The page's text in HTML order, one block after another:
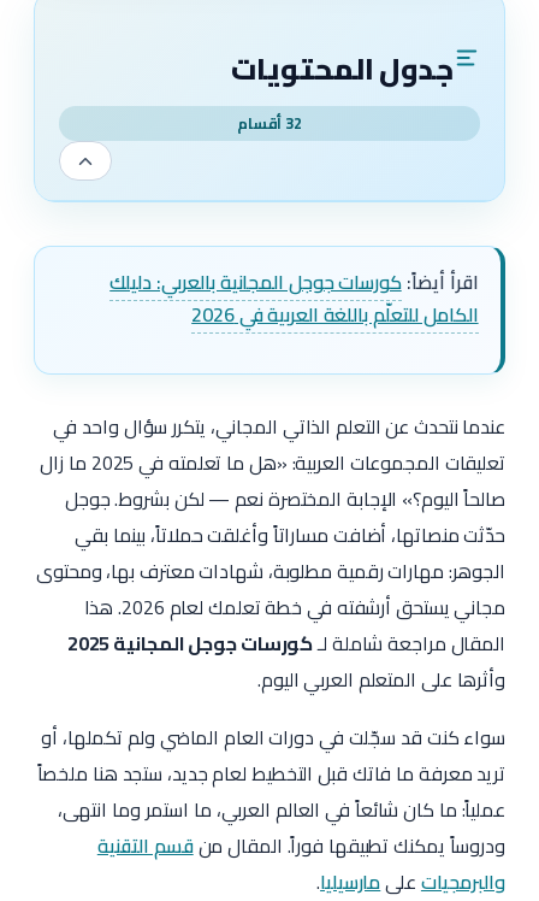
جدول المحتويات
32 أقسام
اقرأ أيضاً:كورسات جوجل المجانية بالعربي: دليلك
الكامل للتعلّم باللغة العربية في 2026
عندما نتحدث عن التعلم الذاتي المجاني، يتكرر سؤال واحد في
تعليقات المجموعات العربية: «هل ما تعلمته في 2025 ما زال
صالحاً اليوم؟» الإجابة المختصرة نعم — لكن بشروط. جوجل
حدّثت منصاتها، أضافت مساراتاً وأغلقت حملاتاً، بينما بقي
الجوهر: مهارات رقمية مطلوبة، شهادات معترف بها، ومحتوى
مجاني يستحق أرشفته في خطة تعلمك لعام 2026. هذا
المقال مراجعة شاملة لـكورسات جوجل المجانية 2025
وأثرها على المتعلم العربي اليوم.
سواء كنت قد سجّلت في دورات العام الماضي ولم تكملها، أو
تريد معرفة ما فاتك قبل التخطيط لعام جديد، ستجد هنا ملخصاً
عملياً: ما كان شائعاً في العالم العربي، ما استمر وما انتهى،
ودروساً يمكنك تطبيقها فوراً. المقال منقسم التقنية
والبرمجياتعلىمارسيليا.